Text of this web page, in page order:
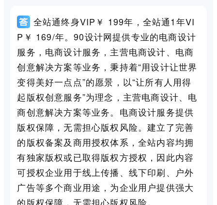
全站通终身VIP￥ 199年，全站通1年VI
P￥ 169/年。90设计网提供专业的电商设计
服务，电商设计服务，主营电商设计、电商
创意解决方案等业务，秉持着“用设计让世界
变得美好一点点”的愿景，以“让所有人用得
起版权创意服务”为理念，主营电商设计、电
商创意解决方案等业务。电商设计服务提供
版权保障，无需担心版权风险。建立了完善
的版权备案及商用授权体系，全站内容均拥
有独家版权或已取得版权方授权，因此内容
可授权企业用于线上传播、线下印刷、户外
广告等多个商业用途，为企业用户提供强大
的版权保障，无需担心版权风险。